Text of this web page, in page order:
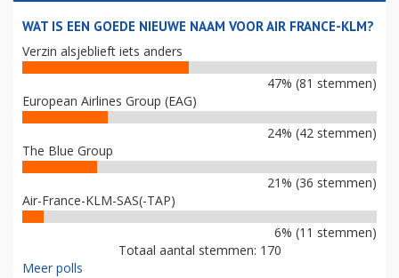
WAT IS EEN GOEDE NIEUWE NAAM VOOR AIR FRANCE-KLM?
Verzin alsjeblieft iets anders
47% (81 stemmen)
European Airlines Group (EAG)
24% (42 stemmen)
The Blue Group
21% (36 stemmen)
Air-France-KLM-SAS(-TAP)
6% (11 stemmen)
Totaal aantal stemmen: 170
Meer polls